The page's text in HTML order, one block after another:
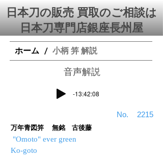
日本刀の販売 買取のご相談は
日本刀専門店銀座⻑州屋
ホーム / 小柄 笄 解説
​音声解説
-13:42:08
​No. 2215
万年青図笄 無銘 古後藤
"Omoto" ever green
Ko-goto